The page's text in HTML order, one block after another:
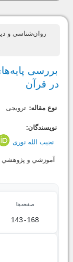
بررسی
در قرآن
نوع مقاله: ترویجی
نویسندگان:
نجیب الله نوری
آموزشي و پژوهشي
صفحه‌ها
143 - 168